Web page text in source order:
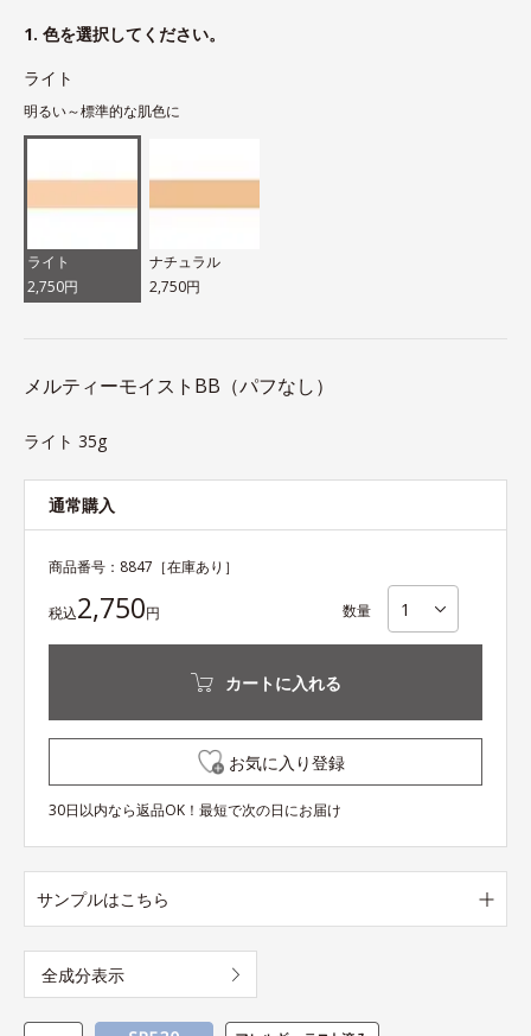
1. 色を選択してください。
ライト
明るい～標準的な肌色に
ライト
2,750円
ナチュラル
2,750円
メルティーモイストBB（パフなし）
ライト 35g
通常購入
商品番号： 8847 ［在庫あり］
税込2,750円 数量
カートに入れる
お気に入り登録
30日以内なら返品OK！最短で次の日にお届け
サンプルはこちら
全成分表示